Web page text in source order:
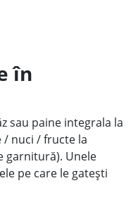
în
sau paine integrala la
/ nuci / fructe la
garnitură). Unele
pe care le gatești